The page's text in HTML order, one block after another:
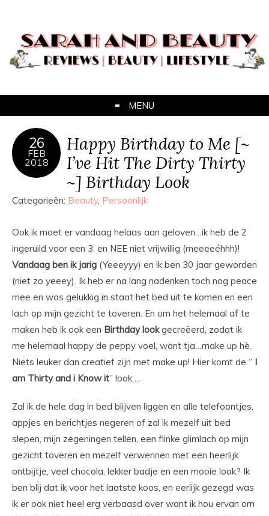
MENU
26
FEB
2018
Happy Birthday to Me [~
I’ve Hit The Dirty Thirty
~] Birthday Look
Categorieën: Beauty, Persoonlijk
Ook ik moet er vandaag helaas aan geloven…ik heb de 2
ingeruild voor een 3, en NEE niet vrijwillig (meeeeéhhh)!
Vandaag ben ik jarig (Yeeeyyy) en ik ben 30 jaar geworden
(niet zo yeeey). Ik heb er na lang nadenken toch nog peace
mee en was gelukkig in staat het bed uit te komen en een
lach op mijn gezicht te toveren. En om het helemaal af te
maken heb ik ook een Birthday lookgecreëerd, zodat ik
me helemaal happy de peppy voel, want tja…make up hè.
Niets leuker dan creatief zijn met make up! Hier komt de “ I
am Thirty and i Know it” look….
Zal ik de hele dag in bed blijven liggen en alle telefoontjes,
appjes en berichtjes negeren of zal ik mezelf uit bed
slepen, mijn zegeningen tellen, een flinke glimlach op mijn
gezicht toveren en mezelf verwennen met een heerlijk
ontbijtje, veel chocola, lekker badje en een mooie look? Ik
ben blij dat ik voor het laatste koos, en eerlijk gezegd was
ik er ook niet heel erg verbaasd over want ik hou ervan om